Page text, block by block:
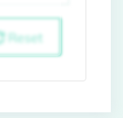
Reset